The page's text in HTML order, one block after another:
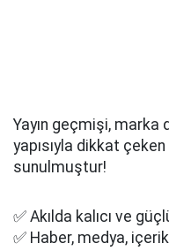
Yayın geçmişi,
yapısıyla dikkat
sunulmuştur!
✅ Akılda kalıcı ve
✅ Haber, medya,